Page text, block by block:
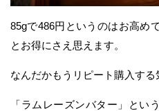
85gで486円というのはお高め
とお得にさえ思えます。
なんだかもうリピート購入する
「ラムレーズンバター」という